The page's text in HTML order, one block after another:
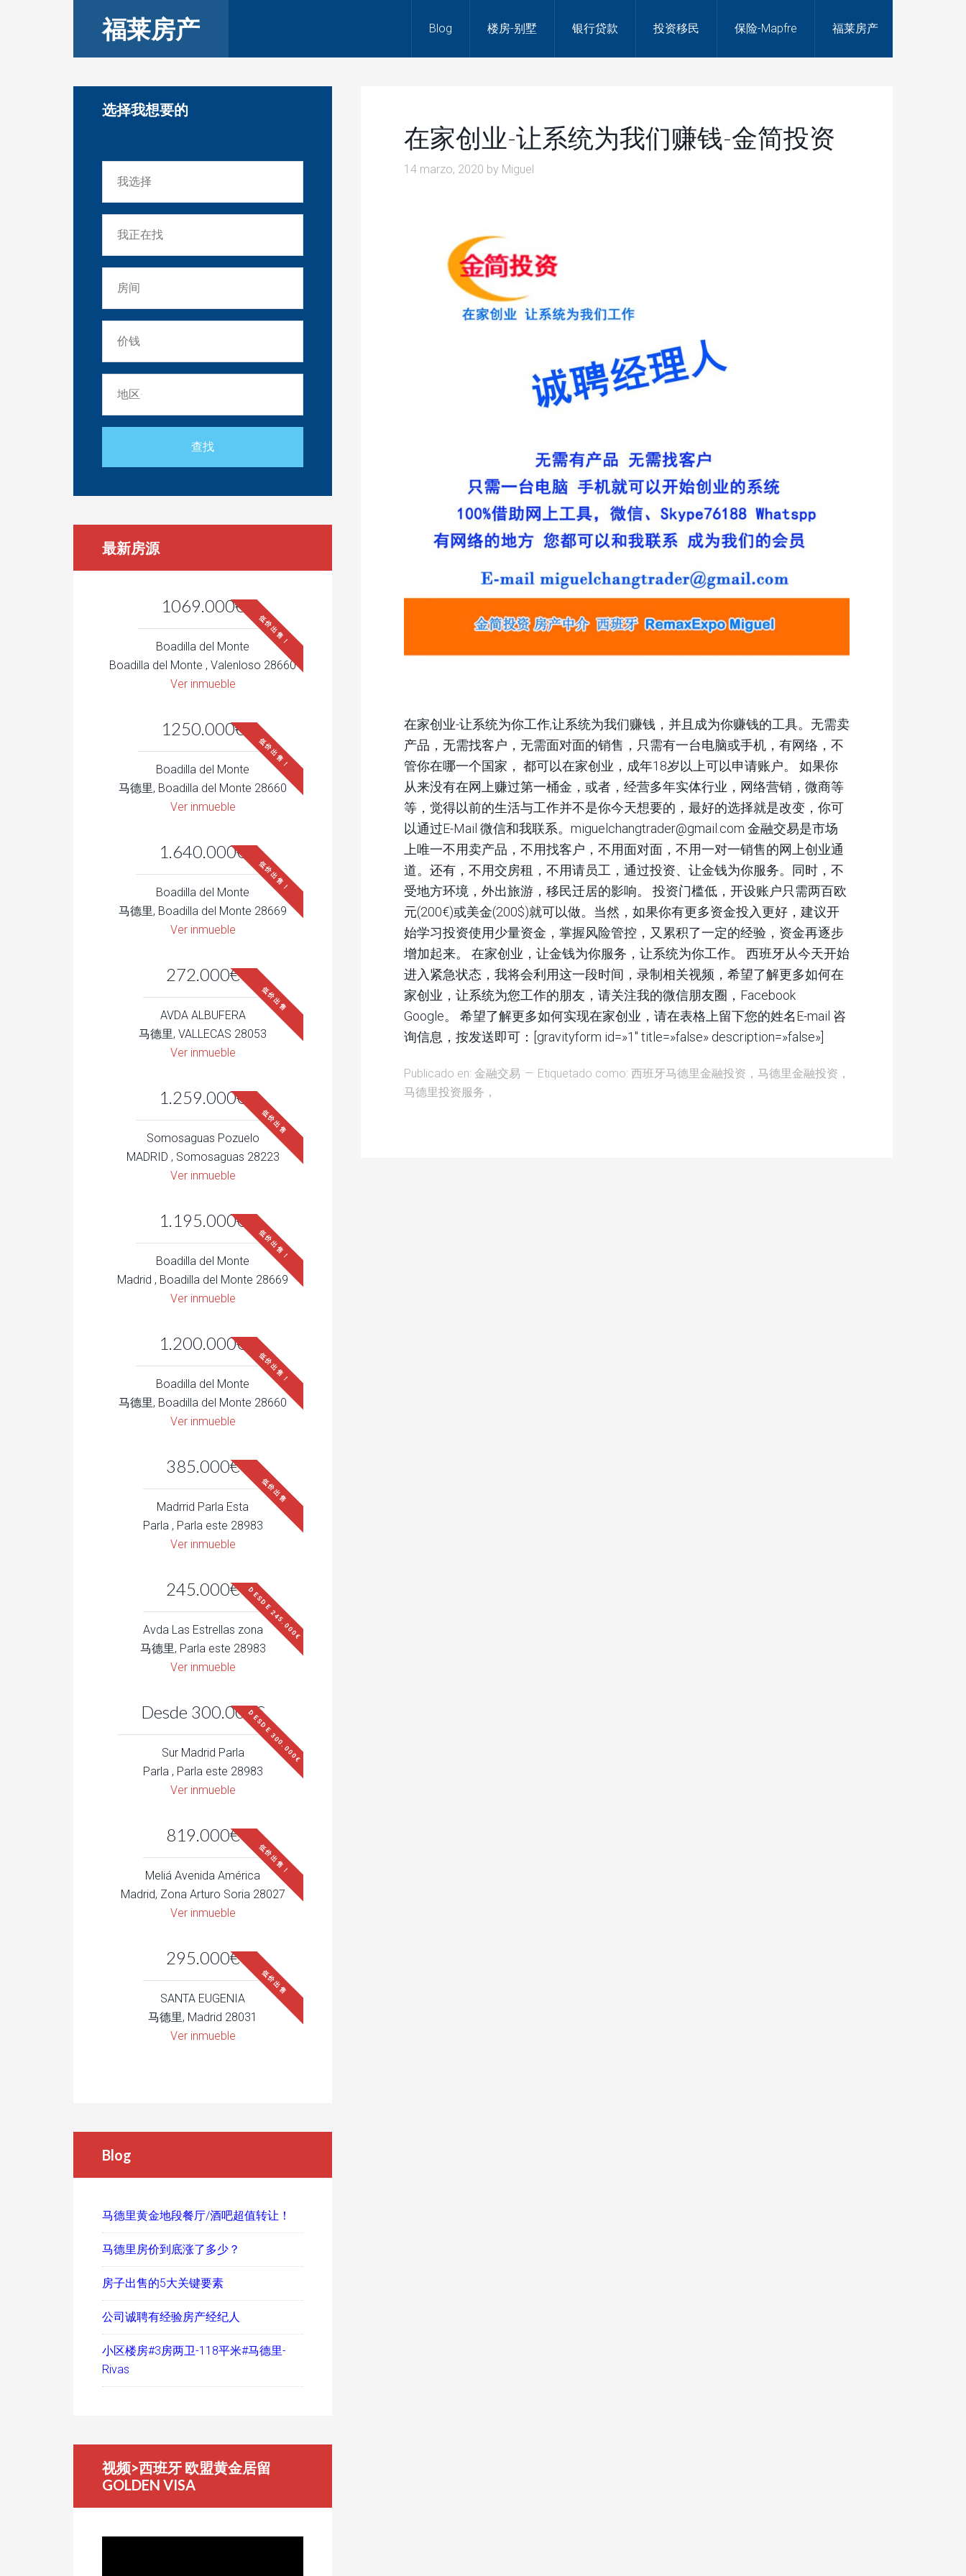
福莱房产 Blog 楼房-别墅 银行贷款 投资移民 保险-Mapfre 福莱房产
在家创业-让系统为我们赚钱-金简投资
14 marzo, 2020 by Miguel
在家创业-让系统为你工作,让系统为我们赚钱，并且成为你赚钱的工具。无需卖
产品，无需找客户，无需面对面的销售，只需有一台电脑或手机，有网络，不
管你在哪一个国家， 都可以在家创业，成年18岁以上可以申请账户。 如果你
从来没有在网上赚过第一桶金，或者，经营多年实体行业，网络营销，微商等
等，觉得以前的生活与工作并不是你今天想要的，最好的选择就是改变，你可
以通过E-Mail 微信和我联系。miguelchangtrader@gmail.com 金融交易是市场
上唯一不用卖产品，不用找客户，不用面对面，不用一对一销售的网上创业通
道。还有，不用交房租，不用请员工，通过投资、让金钱为你服务。同时，不
受地方环境，外出旅游，移民迁居的影响。 投资门槛低，开设账户只需两百欧
元(200€)或美金(200$)就可以做。当然，如果你有更多资金投入更好，建议开
始学习投资使用少量资金，掌握风险管控，又累积了一定的经验，资金再逐步
增加起来。 在家创业，让金钱为你服务，让系统为你工作。 西班牙从今天开始
进入紧急状态，我将会利用这一段时间，录制相关视频，希望了解更多如何在
家创业，让系统为您工作的朋友，请关注我的微信朋友圈，Facebook
Google。 希望了解更多如何实现在家创业，请在表格上留下您的姓名E-mail 咨
询信息，按发送即可：[gravityform id=»1″ title=»false» description=»false»]
Publicado en: 金融交易 Etiquetado como: 西班牙马德里金融投资，马德里金融投资，
马德里投资服务，
选择我想要的
最新房源
1069.000€
低价出售！
Boadilla del Monte
Boadilla del Monte , Valenloso 28660
Ver inmueble
1250.000€
低价出售！
Boadilla del Monte
马德里, Boadilla del Monte 28660
Ver inmueble
1.640.000€
低价出售！
Boadilla del Monte
马德里, Boadilla del Monte 28669
Ver inmueble
272.000€
低价出售
AVDA ALBUFERA
马德里, VALLECAS 28053
Ver inmueble
1.259.000€
低价出售
Somosaguas Pozuelo
MADRID , Somosaguas 28223
Ver inmueble
1.195.000€
低价出售！
Boadilla del Monte
Madrid , Boadilla del Monte 28669
Ver inmueble
1.200.000€
低价出售！
Boadilla del Monte
马德里, Boadilla del Monte 28660
Ver inmueble
385.000€
低价出售
Madrrid Parla Esta
Parla , Parla este 28983
Ver inmueble
245.000€ DESDE 245.000€
Avda Las Estrellas zona
马德里, Parla este 28983
Ver inmueble
Desde 300.000€DESDE 300.000€
Sur Madrid Parla
Parla , Parla este 28983
Ver inmueble
819.000€
低价出售！
Meliá Avenida América
Madrid, Zona Arturo Soria 28027
Ver inmueble
295.000€
低价出售
SANTA EUGENIA
马德里, Madrid 28031
Ver inmueble
Blog
马德里黄金地段餐厅/酒吧超值转让！
马德里房价到底涨了多少？
房子出售的5大关键要素
公司诚聘有经验房产经纪人
小区楼房#3房两卫-118平米#马德里-
Rivas
视频>西班牙 欧盟黄金居留
GOLDEN VISA